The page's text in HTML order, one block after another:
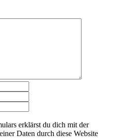
erklärst du dich mit der
Daten durch diese Website